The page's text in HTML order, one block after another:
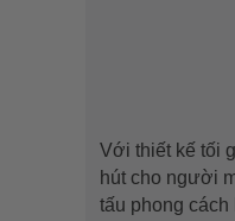
Với thiết kế tối
hút cho người
tấu phong